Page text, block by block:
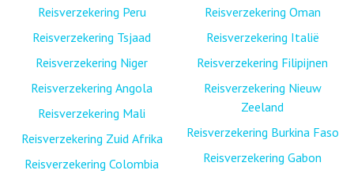
Reisverzekering Peru
Reisverzekering Tsjaad
Reisverzekering Niger
Reisverzekering Angola
Reisverzekering Mali
Reisverzekering Zuid Afrika
Reisverzekering Colombia
Reisverzekering Oman
Reisverzekering Italië
Reisverzekering Filipijnen
Reisverzekering Nieuw
Zeeland
Reisverzekering Burkina Faso
Reisverzekering Gabon